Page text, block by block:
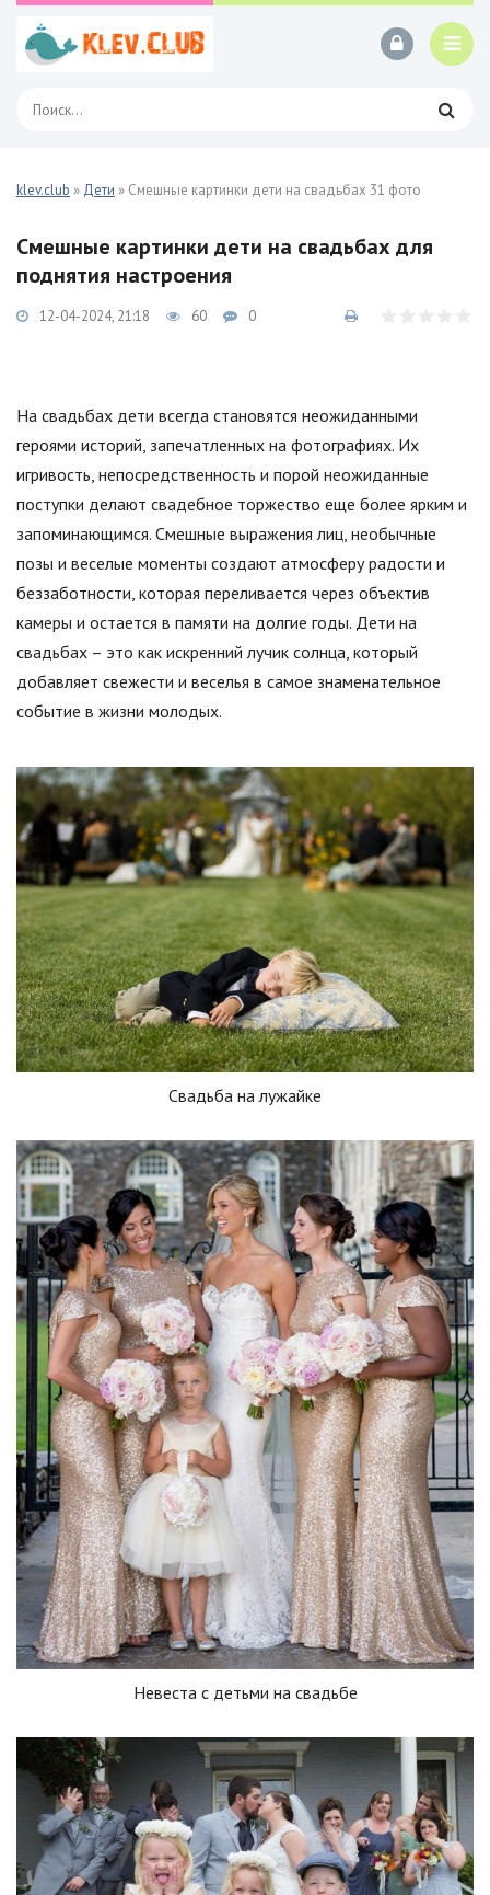
klev.club » Дети » Смешные картинки дети на свадьбах 31 фото
Смешные картинки дети на свадьбах для
поднятия настроения
12-04-2024, 21:18 60 0
На свадьбах дети всегда становятся неожиданными
героями историй, запечатленных на фотографиях. Их
игривость, непосредственность и порой неожиданные
поступки делают свадебное торжество еще более ярким и
запоминающимся. Смешные выражения лиц, необычные
позы и веселые моменты создают атмосферу радости и
беззаботности, которая переливается через объектив
камеры и остается в памяти на долгие годы. Дети на
свадьбах – это как искренний лучик солнца, который
добавляет свежести и веселья в самое знаменательное
событие в жизни молодых.
Свадьба на лужайке
Невеста с детьми на свадьбе